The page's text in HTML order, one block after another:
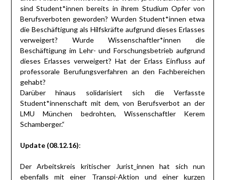
sind Student*innen bereits in ihrem Studium Opfer von
Berufsverboten geworden? Wurden Student*innen etwa
die Beschäftigung als Hilfskräfte aufgrund dieses Erlasses
verweigert? Wurde Wissenschaftler*innen die
Beschäftigung im Lehr- und Forschungsbetrieb aufgrund
dieses Erlasses verweigert? Hat der Erlass Einfluss auf
professorale Berufungsverfahren an den Fachbereichen
gehabt?
Darüber hinaus solidarisiert sich die Verfasste
Student*innenschaft mit dem, von Berufsverbot an der
LMU München bedrohten, Wissenschaftler Kerem
Schamberger.“
Update (08.12.16):
Der Arbeitskreis kritischer Jurist_innen hat sich nun
ebenfalls mit einer Transpi-Aktion und einerkurzen